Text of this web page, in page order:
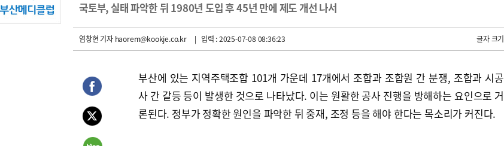
국토부, 실태 파악한 뒤 1980년 도입 후 45년 만에 제도 개선 나서
염창현 기자haorem@kookje.co.kr | 입력 : 2025-07-08 08:36:23 글자 크기
부산에 있는 지역주택조합 101개 가운데 17개에서 조합과 조합원 간 분쟁, 조합과 시공
사 간 갈등 등이 발생한 것으로 나타났다. 이는 원활한 공사 진행을 방해하는 요인으로 거
론된다. 정부가 정확한 원인을 파악한 뒤 중재, 조정 등을 해야 한다는 목소리가 커진다.